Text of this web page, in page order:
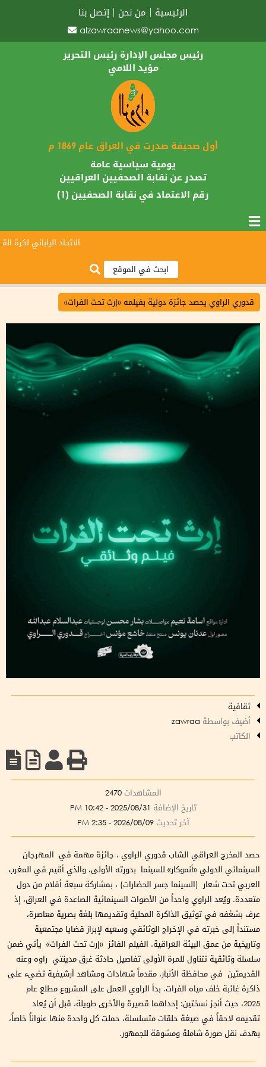
الرئيسية من نحن
إتصل بنا
alzawraanews@yahoo.com
رئيس مجلس الإدارة رئيس التحرير
مؤيد اللامي
أول صحيفة صدرت في العراق عام 1869 م
يومية سياسية عامة
تصدر عن نقابة الصحفيين العراقيين
رقم الاعتماد في نقابة الصحفيين (1)
الاتحاد الياباني لكرة
قدوري الراوي يحصد جائزة دولية بفيلمه «إرث تحت الفرات»
ثقافية
أضيف بواسطة
الكاتب
المشاهدات 2470
تاريخ الإضافة 2025/08/31 - 10:42 PM
آخر تحديث 2026/08/09 - 2:35 PM
حصد المخرج العراقي الشاب قدوري الراوي ، جائزة مهمة في المهرجان
السينمائي الدولي «أنموكار» للسينما بدورته الأولى، والذي أقيم في المغرب
العربي تحت شعار (السينما جسر الحضارات) ، بمشاركة سبعة أفلام من دول
متعددة. ويُعد الراوي واحداً من الأصوات السينمائية الصاعدة في العراق، إذ
عرف بشغفه في توثيق الذاكرة المحلية وتقديمها بلغة بصرية معاصرة،
مستنداً إلى خبرته في الإخراج الوثائقي وسعيه لإبراز قضايا مجتمعية
وتاريخية من عمق البيئة العراقية. الفيلم الفائز «إرث تحت الفرات» يأتي ضمن
سلسلة وثائقية تتناول للمرة الأولى تفاصيل حادثة غرق مدينتي راوه وعنه
القديمتين في محافظة الأنبار، مقدماً شهادات ومشاهد أرشيفية تضيء على
ذاكرة غائبة خلف مياه الفرات. بدأ الراوي العمل على المشروع مطلع عام
2025، حيث أنجز نسختين: إحداهما قصيرة والأخرى طويلة، قبل أن يُعاد
تقديمه لاحقاً في صيغة حلقات متسلسلة، حملت كل واحدة منها عنواناً خاصاً،
بهدف نقل صورة شاملة ومشوقة للجمهور.